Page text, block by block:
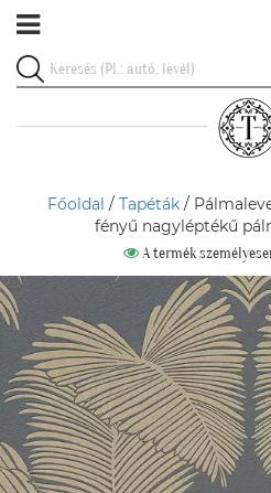
Főoldal / Tapéták/
fényű nagyléptékű
A termék